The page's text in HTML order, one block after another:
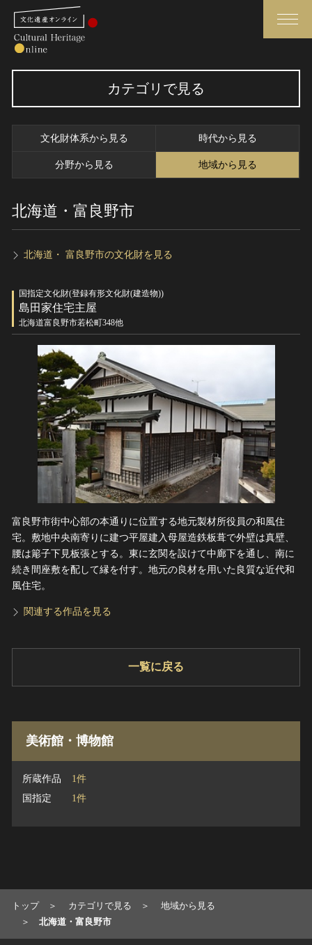
さらに詳細検索
トップ
作品一覧
カテゴリで見る
全国の美術館・博物館
世界遺産
無形文化遺産
動画で見る無形の文化財
博物館、美術館の皆さまへ
文化庁よりご挨拶
お知らせ一覧
サイトマップ
サイトのご意見はこちら
文化遺産データベース
国指定文化財等データベース
カテゴリで見る
文化財体系から見る 時代から見る
分野から見る 地域から見る
北海道・富良野市
北海道・ 富良野市の文化財を見る
国指定文化財(登録有形文化財(建造物))
島田家住宅主屋
北海道富良野市若松町348他
富良野市街中心部の本通りに位置する地元製材所役員の和風住
宅。敷地中央南寄りに建つ平屋建入母屋造鉄板葺で外壁は真壁、
腰は簓子下見板張とする。東に玄関を設けて中廊下を通し、南に
続き間座敷を配して縁を付す。地元の良材を用いた良質な近代和
風住宅。
関連する作品を見る
一覧に戻る
美術館・博物館
所蔵作品
1件
国指定
1件
トップ カテゴリで見る
地域から見る
北海道・富良野市